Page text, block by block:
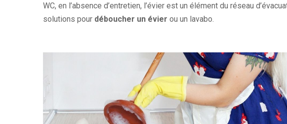
WC, en l’absence d’entretien, l’évier est un élément du réseau
solutions pour déboucher un évier ou un lavabo.